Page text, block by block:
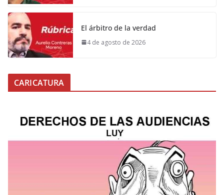
El árbitro de la verdad
4 de agosto de 2026
CARICATURA